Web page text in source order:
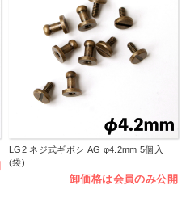
LG2 ネジ式ギボシ AG φ4.2mm 5個入
(袋)
卸価格は会員のみ公開